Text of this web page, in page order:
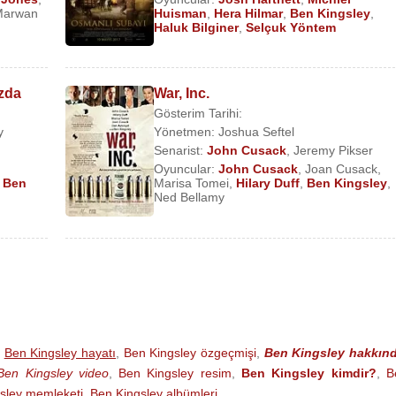
Konrad) (Sinema Filmi)
Filmi)
Filmi)
Filmi)
Filmi)
(Sinema Filmi)
Huisman
Hera Hilmar, Ben Kingsley,
Haluk Bilginer, Selçuk Yöntem
Ben
War, Inc.
Gösterim Tarihi:
Yönetmen: Joshua Seftel
Senarist: John Cusack, Jeremy Pikser
Oyuncular: John Cusack, Joan Cusack,
Marisa Tomei, Hilary Duff, Ben Kingsley,
Ned Bellamy
Ben Kingsley hayatı Ben Kingsley özgeçmişi Ben Kingsley
Kingsley video, Ben Kingsley resim Ben Kingsley kimdir?
memleketi Ben Kingsley albümleri